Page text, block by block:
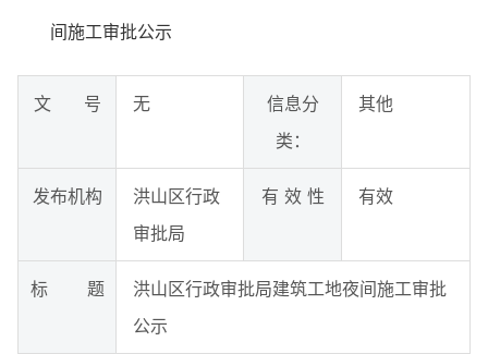
间施工审批公示
文 号 无
信息分
类：
其他
发布机构
洪山区行政
审批局
有 效 性 有效
标 题
洪山区行政审批局建筑工地夜间施工审批
公示